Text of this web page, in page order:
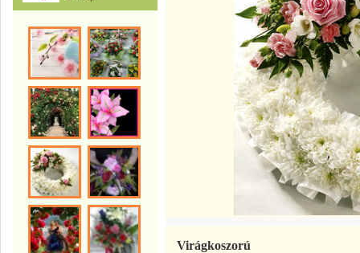
Virágkoszorú